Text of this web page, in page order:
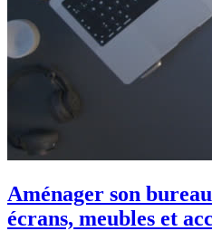
Aménager son
écrans, meubles et